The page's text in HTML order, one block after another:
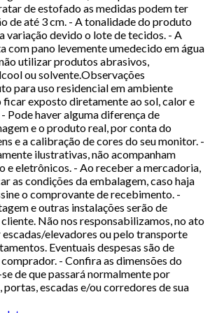
de estofado as medidas podem ter
de até 3 cm. - A tonalidade do produto
variação devido o lote de tecidos. - A
com pano levemente umedecido em água
utilizar produtos abrasivos,
ou solvente.Observações
para uso residencial em ambiente
ficar exposto diretamente ao sol, calor e
Pode haver alguma diferença de
e o produto real, por conta do
e a calibração de cores do seu monitor. -
ilustrativas, não acompanham
e eletrônicos. - Ao receber a mercadoria,
as condições da embalagem, caso haja
o comprovante de recebimento. -
e outras instalações serão de
Não nos responsabilizamos, no ato
elevadores ou pelo transporte
Eventuais despesas são de
- Confira as dimensões do
de que passará normalmente por
escadas e/ou corredores de sua